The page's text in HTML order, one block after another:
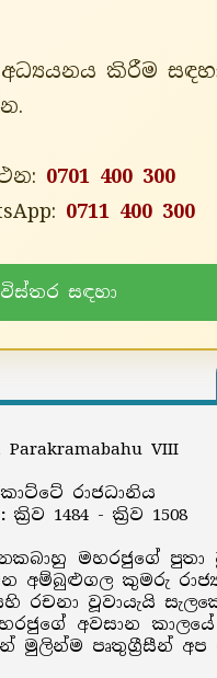
කිරීම
0701 400 300
0711 400 300
විස්තර සඳහා
රාජධානිය
:ක්‍රිව 1484 - ක්‍රිව 1508
මහරජුගේ
අම්බුළුගල කුමරු
රචනා වූවායැයි
අවසාන
මුලින්ම පෘතුග්‍රීසීන් අප